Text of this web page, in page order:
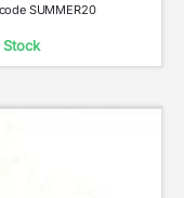
SUMMER20
Stock